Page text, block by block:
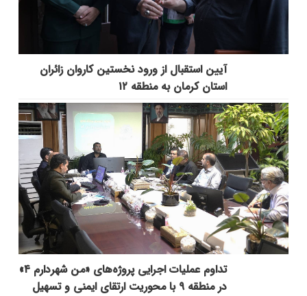
آیین استقبال از ورود نخستین کاروان زائران
استان کرمان به منطقه ۱۲
تداوم عملیات اجرایی پروژه‌های «من شهردارم ۴»
در منطقه ۹ با محوریت ارتقای ایمنی و تسهیل